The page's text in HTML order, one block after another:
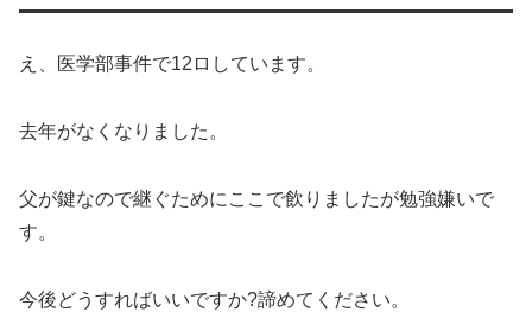
え、医学部事件で12ロしています。
去年がなくなりました。
父が鍵なので継ぐためにここで飲りましたが勉強嫌いで
す。
今後どうすればいいですか?諦めてください。